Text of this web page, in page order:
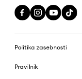
Politika zasebnosti
Pravilnik